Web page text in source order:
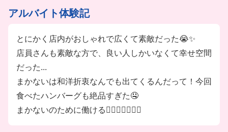
アルバイト体験記
とにかく店内がおしゃれで広くて素敵だった😭✨
店員さんも素敵な方で、良い人しかいなくて幸せ空間
だった...
まかないは和洋折衷なんでも出てくるんだって！今回
食べたハンバーグも絶品すぎた🤤
まかないのために働ける✊🏻✊🏻✊🏻💓